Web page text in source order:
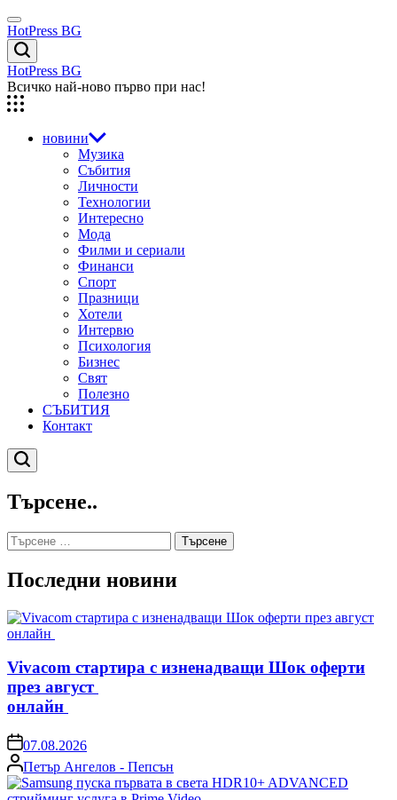
Skip
to
content
Menu
HotPress BG
Търсене
HotPress BG
Всичко най-ново първо при нас!
новини
Музика
Събития
Личности
Технологии
Интересно
Мода
Филми и сериали
Финанси
Спорт
Празници
Хотели
Интервю
Психология
Бизнес
Свят
Полезно
СЪБИТИЯ
Контакт
Търсене
Търсене..
Търсене
за:
Последни новини
Vivacom стартира с изненадващи Шок оферти
през август
онлайн
on07.08.2026
Posted
by
Петър Ангелов - Пепсън